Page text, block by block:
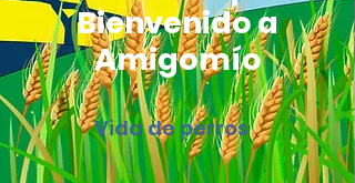
Bienvenido a
Amigomío
Vida de perros